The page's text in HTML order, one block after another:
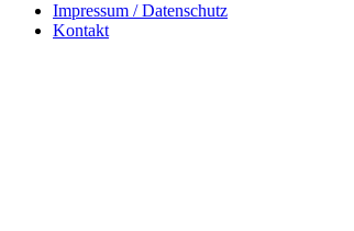
Impressum / Datenschutz
Kontakt